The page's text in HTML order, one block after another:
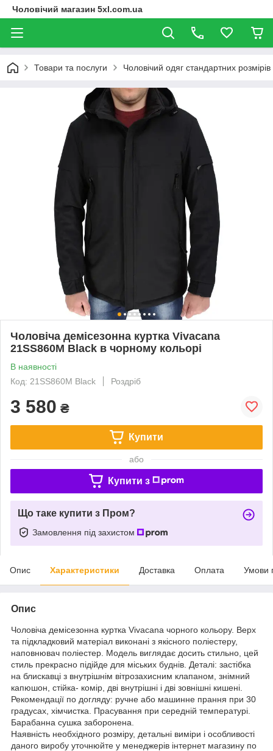
Чоловічий магазин 5xl.com.ua
Товари та послуги Чоловічий одяг стандартних розмірів
Чоловіча демісезонна куртка Vivacana
21SS860M Black в чорному кольорі
В наявності
Код: 21SS860M Black
Роздріб
3 580 ₴
Купити
або
Купити з
Що таке купити з Пром?
Замовлення під захистом
Опис Характеристики Доставка Оплата Умови
Опис
Чоловіча демісезонна куртка Vivacana чорного кольору. Верх
та підкладковий матеріал виконані з якісного поліестеру,
наповнювач поліестер. Модель виглядає досить стильно, цей
стиль прекрасно підійде для міських буднів. Деталі: застібка
на блискавці з внутрішнім вітрозахисним клапаном, знімний
капюшон, стійка- комір, дві внутрішні і дві зовнішні кишені.
Рекомендації по догляду: ручне або машинне прання при 30
градусах, хімчистка. Прасування при середній температурі.
Барабанна сушка заборонена.
Наявність необхідного розміру, детальні виміри і особливості
даного виробу уточнюйте у менеджерів інтернет магазину по